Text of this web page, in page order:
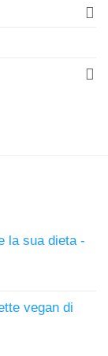
la sua dieta -
vegan di